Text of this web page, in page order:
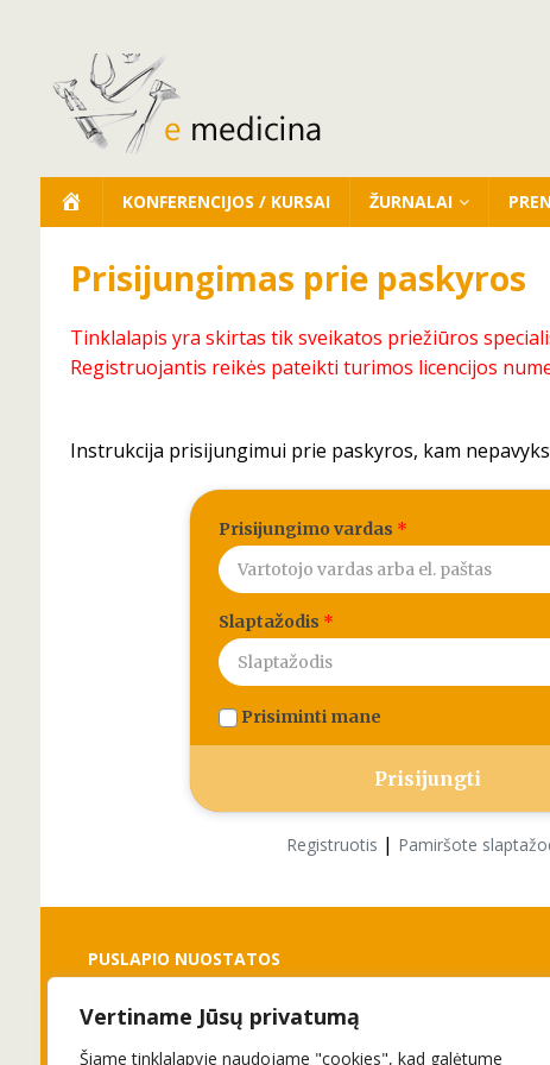
Vertiname Jūsų privatumą
Šiame tinklalapyje naudojame "cookies", kad galėtume
KONFERENCIJOS / KURSAI ŽURNALAI
Prisijungimas prie paskyros
Tinklalapis yra skirtas tik sveikatos priežiūros
Registruojantis reikės pateikti turimos licencijos
Instrukcija prisijungimui prie paskyros, kam
Prisijungimo vardas *
Slaptažodis *
Prisiminti mane
Registruotis | Pamiršote
PUSLAPIO NUOSTATOS
Slapukai
Privatumo politika